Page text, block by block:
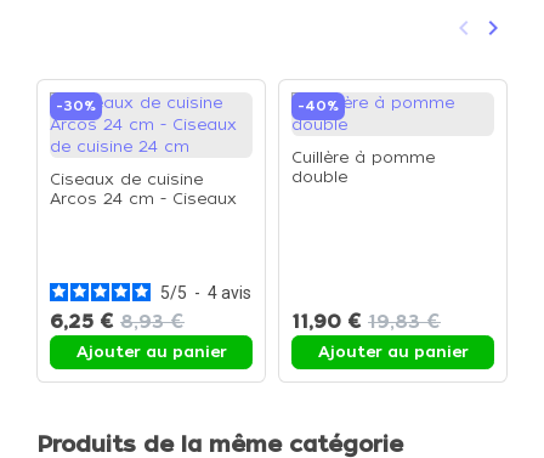
Précédent
keyboard_arrow_left keyboard_arrow_right
-30%
Ciseaux de cuisine
Arcos 24 cm - Ciseaux
5/5 - 4avis
6,25 € 8,93 €
Ajouter au panier
-40%
Cuillère à pomme
double
11,90 € 19,83 €
Ajouter au panier
Produits de la même catégorie